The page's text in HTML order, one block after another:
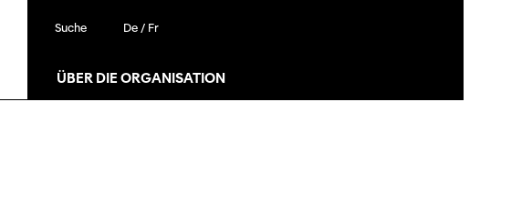
Suche De / Fr
ÜBER DIE ORGANISATION